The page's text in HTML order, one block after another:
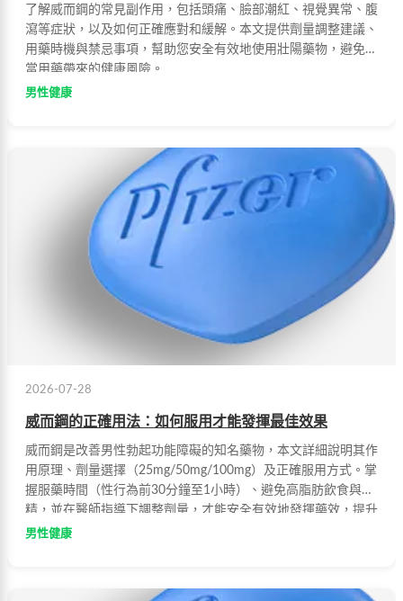
了解威而鋼的常見副作用，包括頭痛、臉部潮紅、視覺異常、腹
瀉等症狀，以及如何正確應對和緩解。本文提供劑量調整建議、
用藥時機與禁忌事項，幫助您安全有效地使用壯陽藥物，避免不
當用藥帶來的健康風險。
男性健康
2026-07-28
威而鋼的正確用法：如何服用才能發揮最佳效果
威而鋼是改善男性勃起功能障礙的知名藥物，本文詳細說明其作
用原理、劑量選擇（25mg/50mg/100mg）及正確服用方式。掌
握服藥時間（性行為前30分鐘至1小時）、避免高脂肪飲食與酒
精，並在醫師指導下調整劑量，才能安全有效地發揮藥效，提升
性生活品質。
男性健康